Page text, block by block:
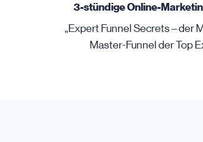
3-stündige Online-
„Expert Funnel Secrets – der
Master-Funnel der Top